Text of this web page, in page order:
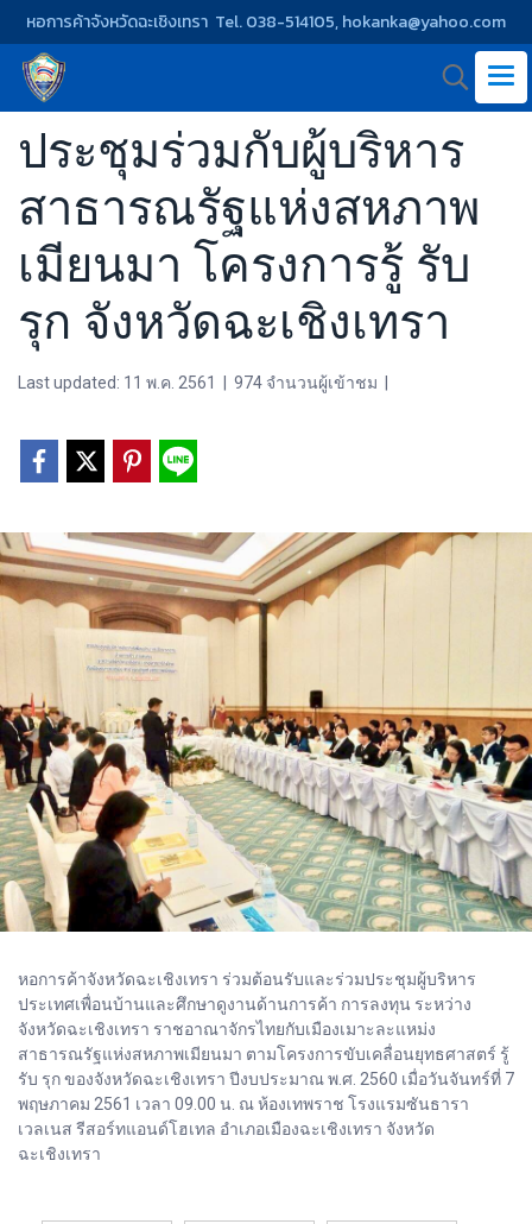
หอการค้าจังหวัดฉะเชิงเทรา Tel. 038-514105, hokanka@yahoo.com
ประชุมร่วมกับผู้บริหาร
สาธารณรัฐแห่งสหภาพ
เมียนมา โครงการรู้ รับ
รุก จังหวัดฉะเชิงเทรา
Last updated: 11 พ.ค. 2561 974 จำนวนผู้เข้าชม
หอการค้าจังหวัดฉะเชิงเทรา ร่วมต้อนรับและร่วมประชุมผู้บริหาร
ประเทศเพื่อนบ้านและศึกษาดูงานด้านการค้า การลงทุน ระหว่าง
จังหวัดฉะเชิงเทรา ราชอาณาจักรไทยกับเมืองเมาะละแหม่ง
สาธารณรัฐแห่งสหภาพเมียนมา ตามโครงการขับเคลื่อนยุทธศาสตร์ รู้
รับ รุก ของจังหวัดฉะเชิงเทรา ปีงบประมาณ พ.ศ. 2560 เมื่อวันจันทร์ที่ 7
พฤษภาคม 2561 เวลา 09.00 น. ณ ห้องเทพราช โรงแรมซันธารา
เวลเนส รีสอร์ทแอนด์โฮเทล อำเภอเมืองฉะเชิงเทรา จังหวัด
ฉะเชิงเทรา